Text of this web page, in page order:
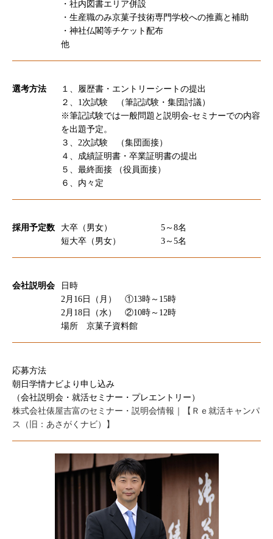
・社内図書エリア併設
・生産職のみ京菓子技術専門学校への推薦と補助
・神社仏閣等チケット配布
他
選考方法
１、履歴書・エントリーシートの提出
２、1次試験 （筆記試験・集団討議）
※筆記試験では一般問題と説明会-セミナーでの内容
を出題予定。
３、2次試験 （集団面接）
４、成績証明書・卒業証明書の提出
５、最終面接 （役員面接）
６、内々定
採用予定数 大卒（男女）
5～8名
短大卒（男女）
3～5名
会社説明会
日時
2月16日（月） ①13時～15時
2月18日（水） ②10時～12時
場所 京菓子資料館
応募方法
朝日学情ナビより申し込み
（会社説明会・就活セミナー・プレエントリー）
株式会社俵屋吉富のセミナー・説明会情報｜【Ｒｅ就活キャンパ
ス（旧：あさがくナビ）】